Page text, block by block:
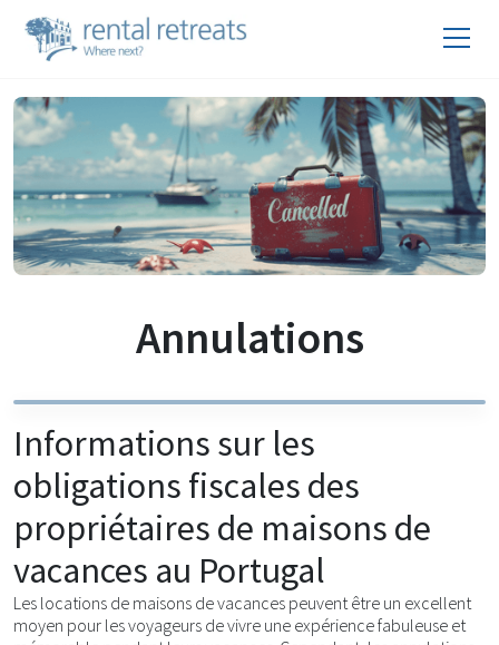
Annulations
Informations sur les
obligations fiscales des
propriétaires de maisons de
vacances au Portugal
Les locations de maisons de vacances peuvent être un excellent
moyen pour les voyageurs de vivre une expérience fabuleuse et